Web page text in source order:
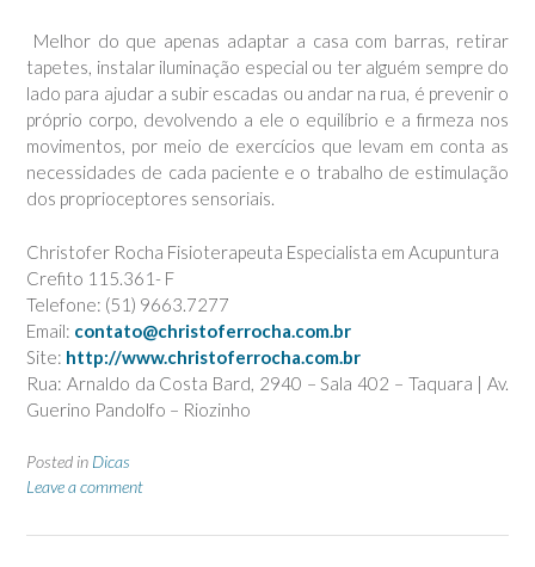
Melhor do que apenas adaptar a casa com barras, retirar
tapetes, instalar iluminação especial ou ter alguém sempre do
lado para ajudar a subir escadas ou andar na rua, é prevenir o
próprio corpo, devolvendo a ele o equilíbrio e a firmeza nos
movimentos, por meio de exercícios que levam em conta as
necessidades de cada paciente e o trabalho de estimulação
dos proprioceptores sensoriais.
Christofer Rocha Fisioterapeuta Especialista em Acupuntura
Crefito 115.361- F
Telefone: (51) 9663.7277
Email: contato@christoferrocha.com.br
Site: http://www.christoferrocha.com.br
Rua: Arnaldo da Costa Bard, 2940 – Sala 402 – Taquara | Av.
Guerino Pandolfo – Riozinho
Posted in Dicas
Leave a comment